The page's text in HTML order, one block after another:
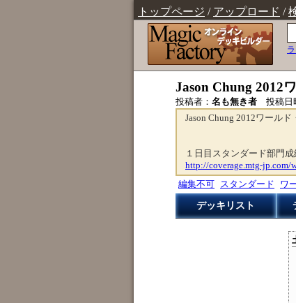
トップページ / アップロード /
Jason Chung 2012
投稿者： 名も無き者 投稿日
Jason Chung 2012ワール
１日目スタンダード部門
http://coverage.mtg-jp.com/
編集不可
スタンダード ワ
デッキリスト